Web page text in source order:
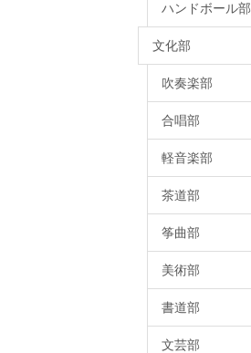
ハンドボール部
文化部
吹奏楽部
合唱部
軽音楽部
茶道部
筝曲部
美術部
書道部
文芸部